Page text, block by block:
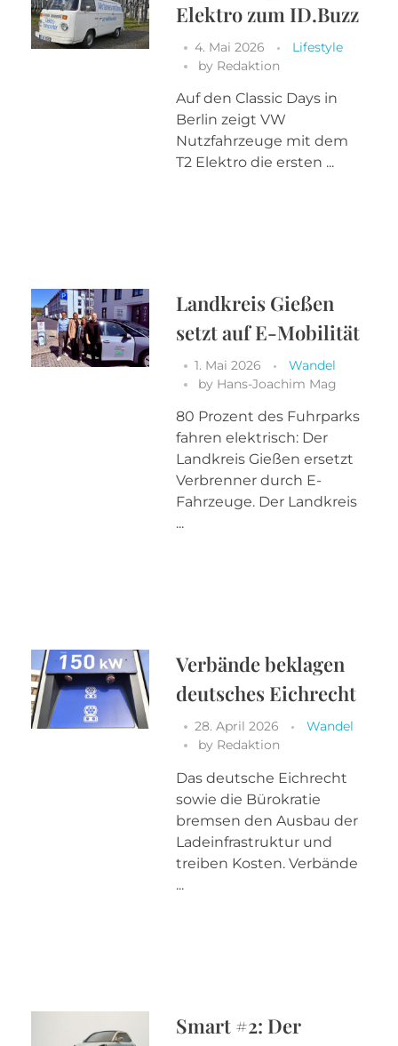
Elektro zum ID.Buzz
4. Mai 2026
Lifestyle
by Redaktion
Auf den Classic Days in
Berlin zeigt VW
Nutzfahrzeuge mit dem
T2 Elektro die ersten ...
Landkreis Gießen
setzt auf E-Mobilität
1. Mai 2026
Wandel
by Hans-Joachim Mag
80 Prozent des Fuhrparks
fahren elektrisch: Der
Landkreis Gießen ersetzt
Verbrenner durch E-
Fahrzeuge. Der Landkreis
...
Verbände beklagen
deutsches Eichrecht
28. April 2026
Wandel
by Redaktion
Das deutsche Eichrecht
sowie die Bürokratie
bremsen den Ausbau der
Ladeinfrastruktur und
treiben Kosten. Verbände
...
Smart #2: Der